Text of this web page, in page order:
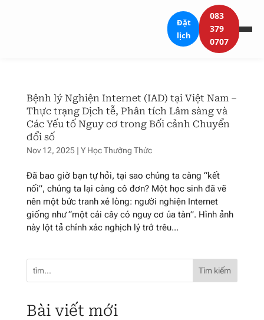
Đặt
lịch
083
379
0707
Bệnh lý Nghiện Internet (IAD) tại Việt Nam –
Thực trạng Dịch tễ, Phân tích Lâm sàng và
Các Yếu tố Nguy cơ trong Bối cảnh Chuyển
đổi số
Nov 12, 2025| Y Học Thường Thức
Đã bao giờ bạn tự hỏi, tại sao chúng ta càng “kết
nối”, chúng ta lại càng cô đơn? Một học sinh đã vẽ
nên một bức tranh xé lòng: người nghiện Internet
giống như “một cái cây có nguy cơ úa tàn”. Hình ảnh
này lột tả chính xác nghịch lý trớ trêu...
Tìm kiếm
Bài viết mới